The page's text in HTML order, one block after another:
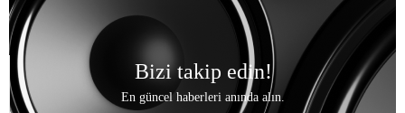
Bizi takip edin!
En güncel haberleri anında alın.